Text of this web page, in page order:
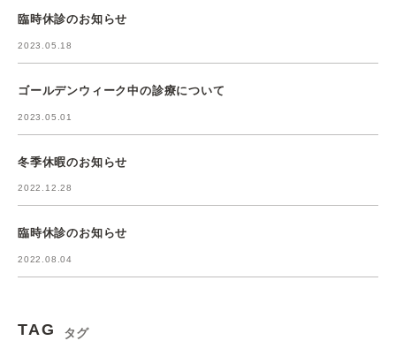
臨時休診のお知らせ
2023.05.18
ゴールデンウィーク中の診療について
2023.05.01
冬季休暇のお知らせ
2022.12.28
臨時休診のお知らせ
2022.08.04
TAG タグ